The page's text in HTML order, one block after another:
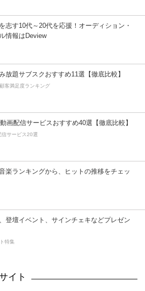
志す10代～20代を応援！オーディション・
情報はDeview
放題サブスクおすすめ11選【徹底比較】
客満足度ランキング
画配信サービスおすすめ40選【徹底比較】
信サービス20選
楽ランキングから、ヒットの推移をチェッ
登壇イベント、サインチェキなどプレゼン
特集
イト